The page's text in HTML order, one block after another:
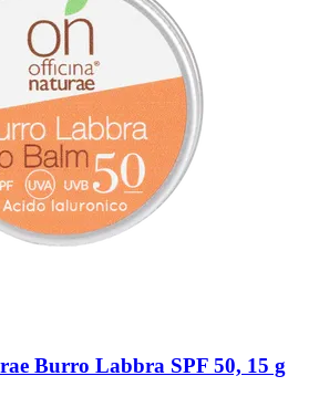
Burro Labbra SPF 50, 15 g